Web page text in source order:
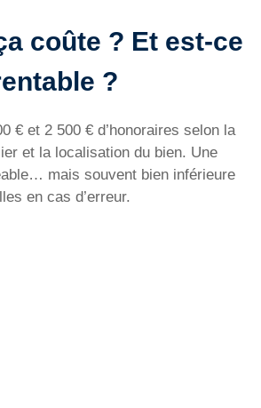
coûte ? Et est-ce
?
€ et 2 500 € d’honoraires selon la
et la localisation du bien. Une
mais souvent bien inférieure
en cas d’erreur.